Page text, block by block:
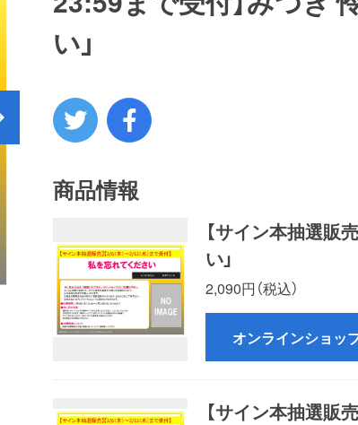
い」
商品情報
【サイン本抽選販
い」
2,090円（税込）
オンラインショッ
【サイン本抽選販